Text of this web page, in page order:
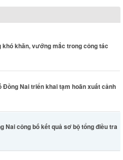
khó khăn, vướng mắc trong công tác
Đồng Nai triển khai tạm hoãn xuất cảnh
Nai công bố kết quả sơ bộ tổng điều tra